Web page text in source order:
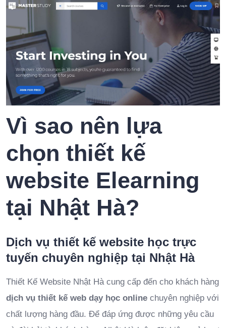
Vì sao nên lựa
chọn thiết kế
website Elearning
tại Nhật Hà?
Dịch vụ thiết kế website học trực
tuyến chuyên nghiệp tại Nhật Hà
Thiết Kế Website Nhật Hà cung cấp đến cho khách hàng
dịch vụ thiết kế web dạy học online chuyên nghiệp với
chất lượng hàng đầu. Để đáp ứng được những yêu cầu